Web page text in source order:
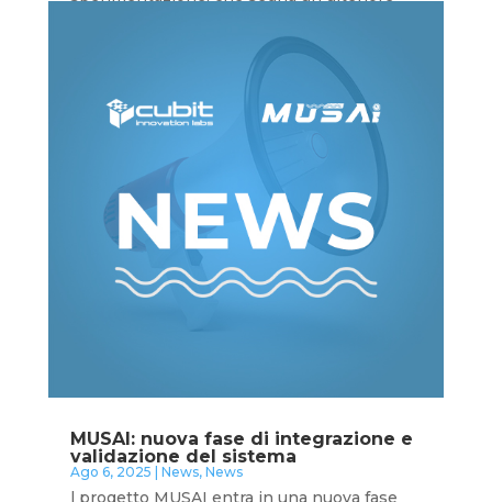
MUSAI: nuova fase di integrazione e
validazione del sistema
Ago 6, 2025 | News, News
l progetto MUSAI entra in una nuova fase